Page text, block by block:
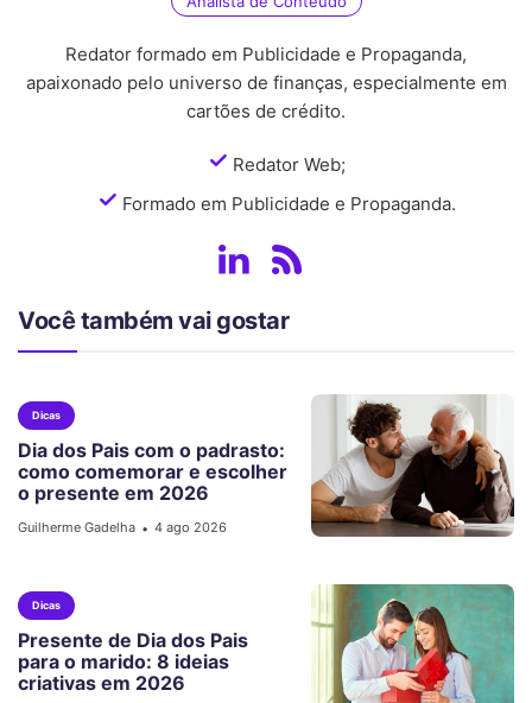
Redator formado em Publicidade e Propaganda,
apaixonado pelo universo de finanças, especialmente em
cartões de crédito.
Redator Web;
Formado em Publicidade e Propaganda.
Você também vai gostar
Dicas
Dia dos Pais com o padrasto:
como comemorar e escolher
o presente em 2026
Guilherme Gadelha • 4 ago 2026
Dicas
Presente de Dia dos Pais
para o marido: 8 ideias
criativas em 2026